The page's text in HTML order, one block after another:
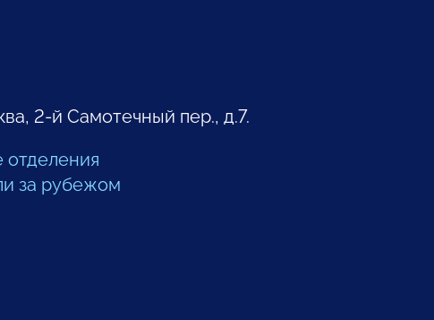
2-й Самотечный пер., д.7.
отделения
за рубежом